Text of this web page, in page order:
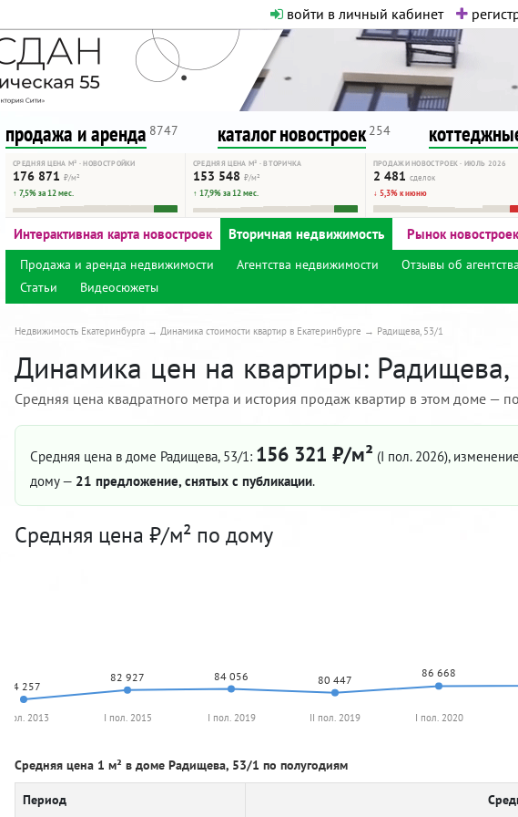
войти в личный кабинет
только нормальная. Никакого шок-
ресурсу, как он помогает вам.
продажа и аренда 8747 каталог новостроек 254
СРЕДНЯЯ ЦЕНА М² · НОВОСТРОЙКИ
176 871 ₽/м²
↑ 7,5% за 12 мес.
СРЕДНЯЯ ЦЕНА М² · ВТОРИЧКА
153 548 ₽/м²
↑ 17,9% за 12 мес.
ПРОДАЖИ НОВОСТРОЕК · ИЮЛЬ 2026
2 481 сделок
↓ 5,3% к июню
Интерактивная карта новостроек Вторичная недвижимость Рынок новостроек
Продажа и аренда недвижимости Агентства недвижимости
Отзывы об
Статьи
Видеосюжеты
Недвижимость Екатеринбурга Динамика стоимости квартир в Екатеринбурге Радищева, 53/1
Динамика цен на квартиры: Радищева,
Средняя цена квадратного метра и история продаж квартир в этом доме —
Средняя цена в доме Радищева, 53/1: 156 321 ₽/м² (I пол. 2026),
дому — 21 предложение, снятых с публикации.
Средняя цена ₽/м² по дому
74 257
82 927 84 056 80 447 86 668
II пол. 2013 I пол. 2015 I пол. 2019 II пол. 2019 I пол. 2020
Средняя цена 1 м² в доме Радищева, 53/1 по полугодиям
Период